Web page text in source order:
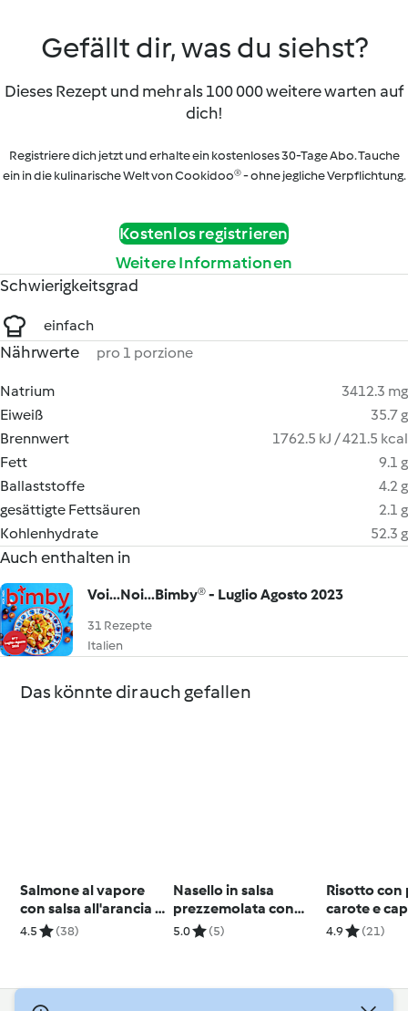
Gefällt dir, was du siehst?
Dieses Rezept und mehr als 100 000 weitere warten auf
dich!
Registriere dich jetzt und erhalte ein kostenloses 30-Tage Abo. Tauche
ein in die kulinarische Welt von Cookidoo® - ohne jegliche Verpflichtung.
Kostenlos registrieren
Weitere Informationen
Schwierigkeitsgrad
einfach
Nährwerte pro 1 porzione
Natrium
3412.3 mg
Eiweiß
35.7 g
Brennwert
1762.5 kJ / 421.5 kcal
Fett
9.1 g
Ballaststoffe
4.2 g
gesättigte Fettsäuren
2.1 g
Kohlenhydrate
52.3 g
Auch enthalten in
Voi...Noi...Bimby® - Luglio Agosto 2023
31 Rezepte
Italien
Das könnte dir auch gefallen
Salmone al vapore
con salsa all'arancia e
contorno di broccolo
4.5 (38)
Nasello in salsa
prezzemolata con
cuori di carciofo
5.0 (5)
Risotto con
carote e
4.9 (21)